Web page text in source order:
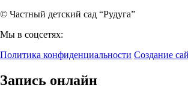
© Частный детский сад “Рудуга”
Мы в соцсетях:
Политика конфиденциальности Создание
Запись онлайн